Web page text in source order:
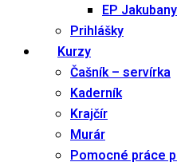
EP Jakubany
Prihlášky
Kurzy
Čašník – servírka
Kaderník
Krajčír
Murár
Pomocné práce